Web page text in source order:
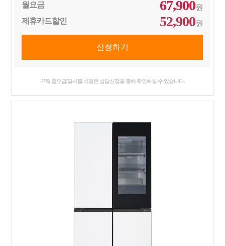
월요금 67,900원
제휴카드할인
52,900원
구독 총요금/일시불 비용은 상담신청을 통해 확인하실 수 있습니다.